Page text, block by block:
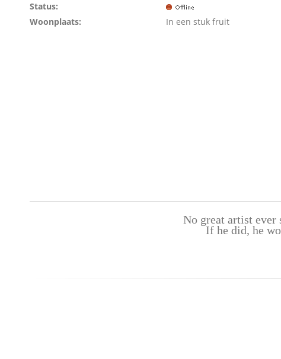
Status:
Woonplaats:
In een stuk fruit
No great artist ever
If he did, he